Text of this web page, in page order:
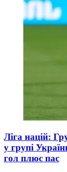
Ліга націй:
у групі
гол плюс пас